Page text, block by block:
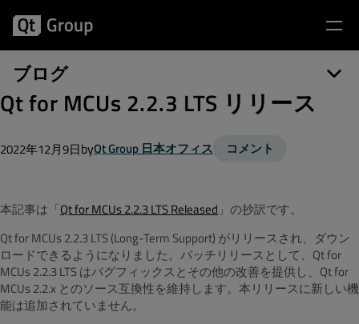
ブログ
Qt for MCUs 2.2.3 LTS リリース
2022年12月9日byQt Group 日本オフィス コメント
本記事は「Qt for MCUs 2.2.3 LTS Released 」の抄訳です。
Qt for MCUs 2.2.3 LTS (Long-Term Support) がリリースされ、ダウン
ロードできるようになりました。パッチリリースとして、Qt for
MCUs 2.2.3 LTS はバグフィックスとその他の改善を提供し、Qt for
MCUs 2.2.x とのソース互換性を維持します。本リリースに新しい機
能は追加されていません。